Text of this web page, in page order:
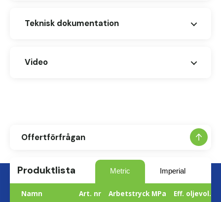
Teknisk dokumentation
Datablad (DS65802_EN)
Video
Offertförfrågan
Produktlista Metric Imperial
Namn Art. nr Arbetstryck MPa Eff. oljevol.